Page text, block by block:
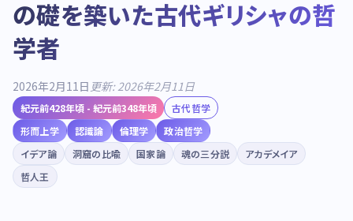
の礎を築いた古代ギリシャの哲
学者
2026年2月11日 更新: 2026年2月11日
紀元前428年頃 - 紀元前348年頃
古代哲学
形而上学
認識論 倫理学
政治哲学
イデア論
洞窟の比喩 国家論 魂の三分説
アカデメイア
哲人王